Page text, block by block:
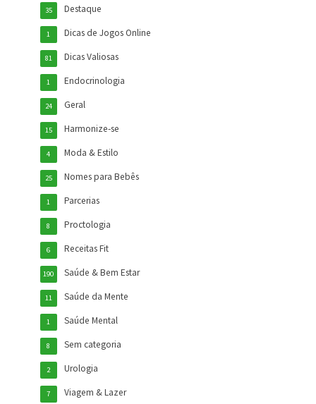
Destaque
35
Dicas de Jogos Online
1
Dicas Valiosas
81
Endocrinologia
1
Geral
24
Harmonize-se
15
Moda & Estilo
4
Nomes para Bebês
25
Parcerias
1
Proctologia
8
Receitas Fit
6
Saúde & Bem Estar
190
Saúde da Mente
11
Saúde Mental
1
Sem categoria
8
Urologia
2
Viagem & Lazer
7